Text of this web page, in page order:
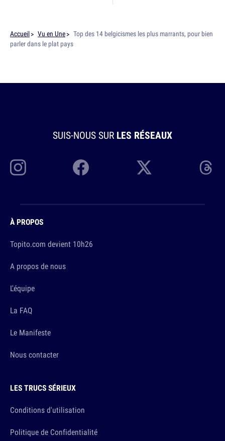
Accueil Vu en Une
Top des 14 belgicismes les plus marrants, pour bien
parler dans le plat pays
SUIS-NOUS SUR LES RÉSEAUX
À PROPOS
Topito.com devient 10h26
A propos de nous
L'équipe
La FAQ
Le Manifeste
Nous contacter
LES TRUCS SÉRIEUX
Conditions d'utilisation
Politique de Confidentialité